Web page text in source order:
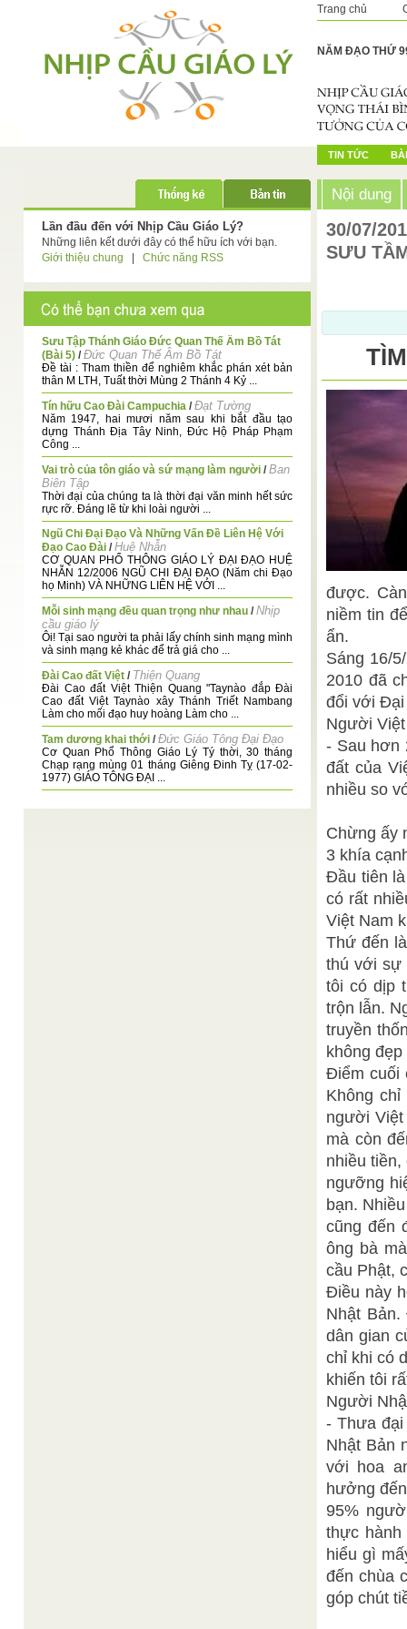
Trang chủ
NĂM ĐẠO THỨ
TIN TỨC
Lần đầu đến với Nhịp Cầu Giáo Lý?
Những liên kết dưới đây có thể hữu ích với bạn.
Giới thiệu chung
Chức năng RSS
Sưu Tập Thánh Giáo Đức Quan Thế Âm Bồ Tát
(Bài 5) /Đức Quan Thế Âm Bồ Tát
Đề tài : Tham thiền để nghiêm khắc phán xét bản
thân M LTH, Tuất thời Mùng 2 Thánh 4 Kỷ ...
Tín hữu Cao Đài Campuchia /Đạt Tường
Năm 1947, hai mươi năm sau khi bắt đầu tạo
dựng Thánh Địa Tây Ninh, Đức Hộ Pháp Phạm
Công ...
Vai trò của tôn giáo và sứ mạng làm người /Ban
Biên Tập
Thời đại của chúng ta là thời đại văn minh hết sức
rực rỡ. Đáng lẽ từ khi loài người ...
Ngũ Chi Đại Đạo Và Những Vấn Đề Liên Hệ Với
Đạo Cao Đài /Huệ Nhẫn
CƠ QUAN PHỔ THÔNG GIÁO LÝ ĐẠI ĐẠO HUỆ
NHẪN 12/2006 NGŨ CHI ĐẠI ĐẠO (Năm chi Đạo
họ Minh) VÀ NHỮNG LIÊN HỆ VỚI ...
Mỗi sinh mạng đều quan trọng như nhau /Nhịp
cầu giáo lý
Ôi! Tại sao người ta phải lấy chính sinh mạng mình
và sinh mạng kẻ khác để trả giá cho ...
Đài Cao đất Việt / Thiện Quang
Đài Cao đất Việt Thiện Quang "Taynào đắp Đài
Cao đất Việt Taynào xây Thánh Triết Nambang
Làm cho mối đạo huy hoàng Làm cho ...
Tam dương khai thới /Đức Giáo Tông Đại Đạo
Cơ Quan Phổ Thông Giáo Lý Tý thời, 30 tháng
Chạp rạng mùng 01 tháng Giêng Đinh Tỵ (17-02-
1977) GIÁO TÔNG ĐẠI ...
Nội dung
30/07/
SƯU
được.
niềm tin
ẩn.
Sáng 16/
2010 đã
đổi với Đại
Người
- Sau hơn
đất của
nhiều so
Chừng ấy
3 khía
Đầu tiên
có rất
Việt Nam
Thứ đến
thú với sự
tôi có dịp
trộn lẫn.
truyền
không
Điểm cuối
Không
người
mà còn
nhiều
ngưỡng
bạn.
cũng đến
ông bà
cầu Phật,
Điều này
Nhật
dân gian
chỉ khi có
khiến tôi
Người
- Thưa
Nhật Bản
với hoa
hưởng
95%
thực hành
hiểu gì
đến chùa
góp chút